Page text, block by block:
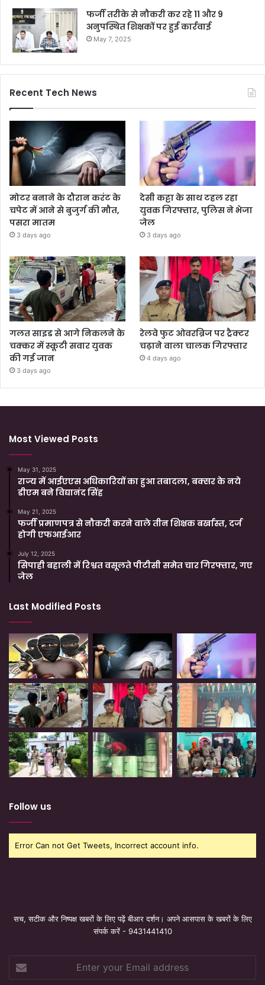
फर्जी तरीके से नौकरी कर रहे 11 और 9
अनुपस्थित शिक्षकों पर हुई कार्रवाई
May 7, 2025
Recent Tech News
मोटर बनाने के दौरान करंट के
चपेट में आने से बुजुर्ग की मौत,
पसरा मातम
3 days ago
देसी कट्टा के साथ टहल रहा
युवक गिरफ्तार, पुलिस ने भेजा
जेल
3 days ago
गलत साइड से आगे निकलने के
चक्कर में स्कूटी सवार युवक
की गई जान
3 days ago
रेलवे फुट ओवरब्रिज पर ट्रैक्टर
चढ़ाने वाला चालक गिरफ्तार
4 days ago
Most Viewed Posts
May 31, 2025
राज्य में आईएएस अधिकारियों का हुआ तबादला, बक्सर के नये
डीएम बने विद्यानंद सिंह
May 21, 2025
फर्जी प्रमाणपत्र से नौकरी करने वाले तीन शिक्षक बर्खास्त, दर्ज
होगी एफआईआर
July 12, 2025
सिपाही बहाली में रिश्वत वसूलते पीटीसी समेत चार गिरफ्तार, गए
जेल
Last Modified Posts
Follow us
Error Can not Get Tweets, Incorrect account info.
सच, सटीक और निष्पक्ष खबरों के लिए पढ़ें बीआर दर्शन। अपने आसपास के खबरों के लिए
संपर्क करें - 9431441410
your